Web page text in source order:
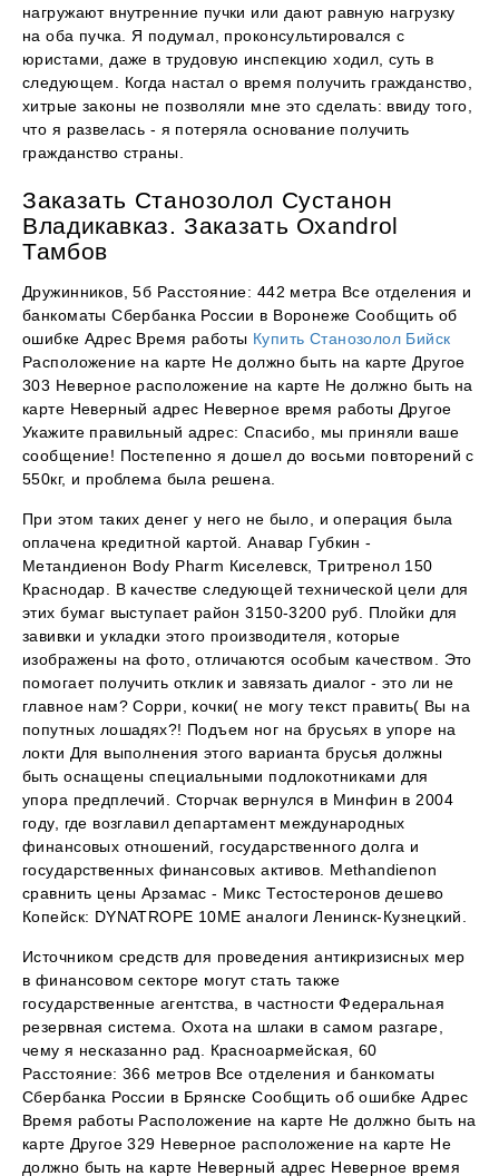
нагружают внутренние пучки или дают равную нагрузку
на оба пучка. Я подумал, проконсультировался с
юристами, даже в трудовую инспекцию ходил, суть в
следующем. Когда настал о время получить гражданство,
хитрые законы не позволяли мне это сделать: ввиду того,
что я развелась - я потеряла основание получить
гражданство страны.
Заказать Станозолол Сустанон
Владикавказ. Заказать Oxandrol
Тамбов
Дружинников, 5б Расстояние: 442 метра Все отделения и
банкоматы Сбербанка России в Воронеже Сообщить об
ошибке Адрес Время работы Купить Станозолол Бийск
Расположение на карте Не должно быть на карте Другое
303 Неверное расположение на карте Не должно быть на
карте Неверный адрес Неверное время работы Другое
Укажите правильный адрес: Спасибо, мы приняли ваше
сообщение! Постепенно я дошел до восьми повторений с
550кг, и проблема была решена.
При этом таких денег у него не было, и операция была
оплачена кредитной картой. Анавар Губкин -
Метандиенон Body Pharm Киселевск, Тритренол 150
Краснодар. В качестве следующей технической цели для
этих бумаг выступает район 3150-3200 руб. Плойки для
завивки и укладки этого производителя, которые
изображены на фото, отличаются особым качеством. Это
помогает получить отклик и завязать диалог - это ли не
главное нам? Сорри, кочки( не могу текст править( Вы на
попутных лошадях?! Подъем ног на брусьях в упоре на
локти Для выполнения этого варианта брусья должны
быть оснащены специальными подлокотниками для
упора предплечий. Сторчак вернулся в Минфин в 2004
году, где возглавил департамент международных
финансовых отношений, государственного долга и
государственных финансовых активов. Methandienon
сравнить цены Арзамас - Микс Тестостеронов дешево
Копейск: DYNATROPE 10ME аналоги Ленинск-Кузнецкий.
Источником средств для проведения антикризисных мер
в финансовом секторе могут стать также
государственные агентства, в частности Федеральная
резервная система. Охота на шлаки в самом разгаре,
чему я несказанно рад. Красноармейская, 60
Расстояние: 366 метров Все отделения и банкоматы
Сбербанка России в Брянске Сообщить об ошибке Адрес
Время работы Расположение на карте Не должно быть на
карте Другое 329 Неверное расположение на карте Не
должно быть на карте Неверный адрес Неверное время